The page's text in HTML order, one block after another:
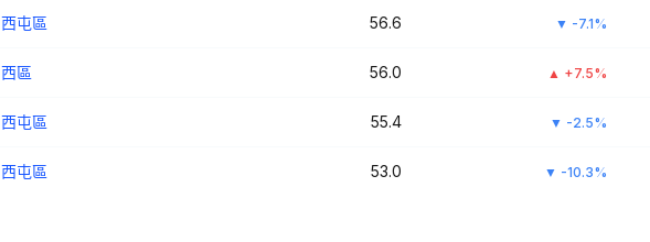
西屯區 56.6 ▼ -7.1%
西區 56.0 ▲ +7.5%
西屯區 55.4 ▼ -2.5%
西屯區 53.0 ▼ -10.3%